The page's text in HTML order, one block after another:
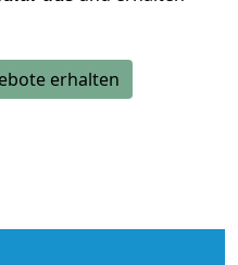
erhalten